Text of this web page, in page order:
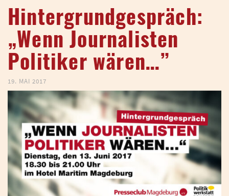
Hintergrundgespräch:
„Wenn Journalisten
Politiker wären…”
19. MAI 2017